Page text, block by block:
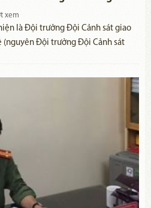
xem
là Đội trưởng Đội Cảnh sát giao
(nguyên Đội trưởng Đội Cảnh ​sát